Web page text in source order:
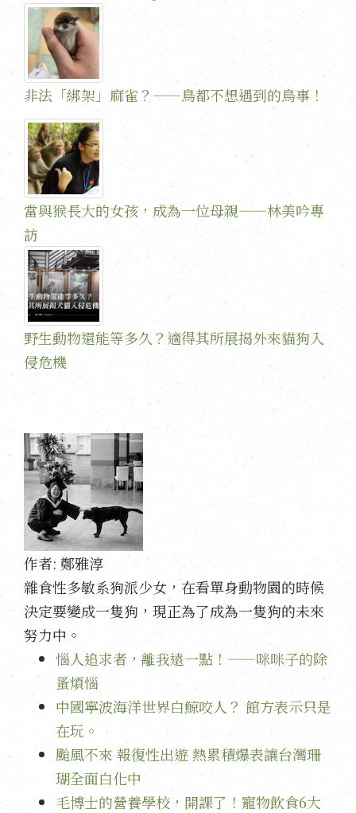
非法「綁架」麻雀？——鳥都不想遇到的鳥事！
當與猴長大的女孩，成為一位母親——林美吟專
訪
野生動物還能等多久？適得其所展揭外來貓狗入
侵危機
作者: 鄭雅淳
雜食性多敏系狗派少女，在看單身動物園的時候
決定要變成一隻狗，現正為了成為一隻狗的未來
努力中。
惱人追求者，離我遠一點！——咪咪子的除
蚤煩惱
中國寧波海洋世界白鯨咬人？ 館方表示只是
在玩。
颱風不來 報復性出遊 熱累積爆表讓台灣珊
瑚全面白化中
毛博士的營養學校，開課了！寵物飲食6大